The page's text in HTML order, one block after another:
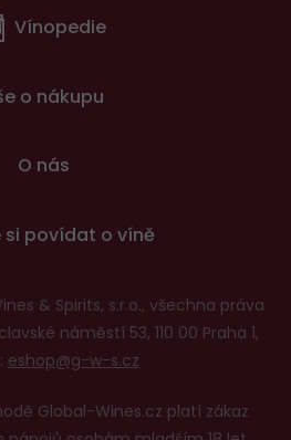
Vínopedie
o nákupu
O nás
si povídat o víně
& Spirits, s.r.o., všechna práva
náměstí 53, 110 00 Praha 1,
eshop@g-w-s.cz
Global-Wines.cz platí zákaz